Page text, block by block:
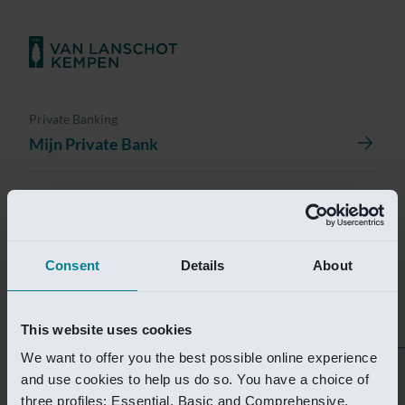
Consent Details About
This website uses cookies
We want to offer you the best possible online experience
and use cookies to help us do so. You have a choice of
three profiles: Essential, Basic and Comprehensive.
Private Banking
Mijn Private Bank
Investment Banking
Van Lanschot Kempen Research
Helaas is deze pagina